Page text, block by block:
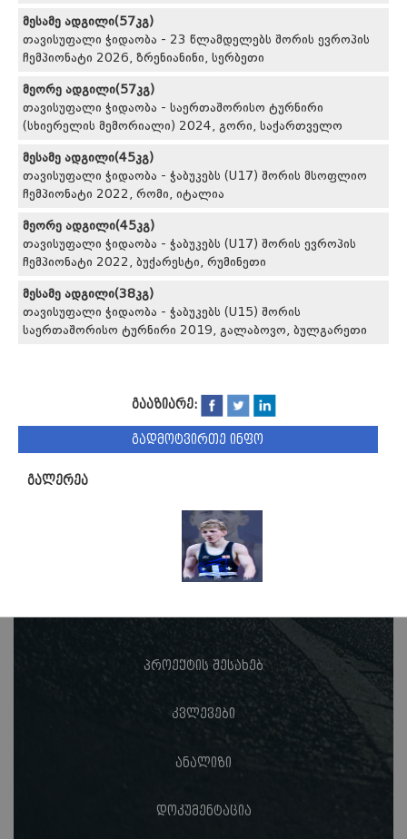
მესამე ადგილი(57კგ)
თავისუფალი ჭიდაობა - 23 წლამდელებს შორის ევროპის
ჩემპიონატი 2026, ზრენიანინი, სერბეთი
მეორე ადგილი(57კგ)
თავისუფალი ჭიდაობა - საერთაშორისო ტურნირი
(სხიერელის მემორიალი) 2024, გორი, საქართველო
მესამე ადგილი(45კგ)
თავისუფალი ჭიდაობა - ჭაბუკებს (U17) შორის მსოფლიო
ჩემპიონატი 2022, რომი, იტალია
მეორე ადგილი(45კგ)
თავისუფალი ჭიდაობა - ჭაბუკებს (U17) შორის ევროპის
ჩემპიონატი 2022, ბუქარესტი, რუმინეთი
მესამე ადგილი(38კგ)
თავისუფალი ჭიდაობა - ჭაბუკებს (U15) შორის
საერთაშორისო ტურნირი 2019, გალაბოვო, ბულგარეთი
გააზიარე:
გადმოტვირთე ინფო
გალერეა
პროექტის შესახებ
კვლევები
ანალიზი
დოკუმენტაცია